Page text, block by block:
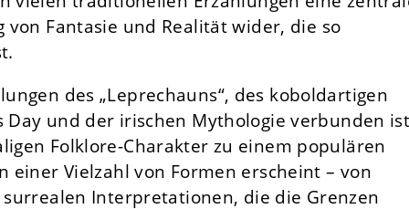
Fantasie und Realität wider, die so
des „Leprechauns“, des koboldartigen
Day und der irischen Mythologie verbunden
Folklore-Charakter zu einem populären
einer Vielzahl von Formen erscheint – von
Interpretationen, die die Grenzen